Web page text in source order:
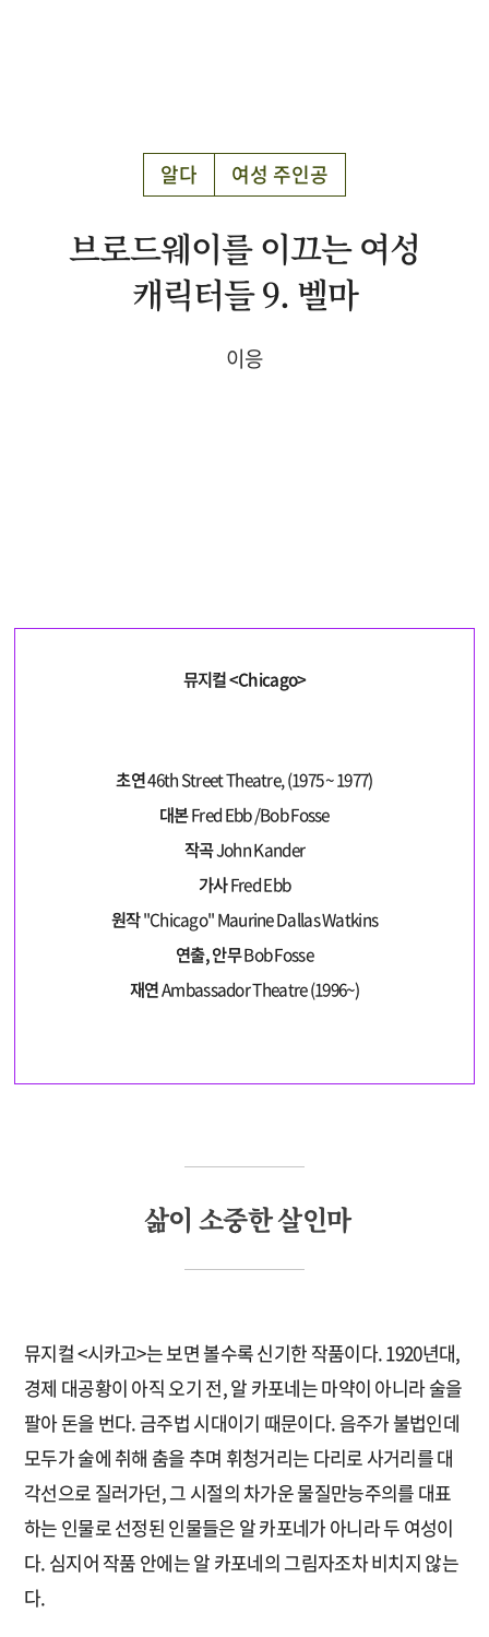
알다 여성 주인공
브로드웨이를 이끄는 여성
캐릭터들 9. 벨마
이응
뮤지컬 <Chicago>
초연46th Street Theatre, (1975 ~ 1977)
대본Fred Ebb /Bob Fosse
작곡John Kander
가사Fred Ebb
원작"Chicago" Maurine Dallas Watkins
연출, 안무Bob Fosse
재연Ambassador Theatre (1996~)
삶이 소중한 살인마
뮤지컬 <시카고>는 보면 볼수록 신기한 작품이다. 1920년대,
경제 대공황이 아직 오기 전, 알 카포네는 마약이 아니라 술을
팔아 돈을 번다. 금주법 시대이기 때문이다. 음주가 불법인데
모두가 술에 취해 춤을 추며 휘청거리는 다리로 사거리를 대
각선으로 질러가던, 그 시절의 차가운 물질만능주의를 대표
하는 인물로 선정된 인물들은 알 카포네가 아니라 두 여성이
다. 심지어 작품 안에는 알 카포네의 그림자조차 비치지 않는
다.